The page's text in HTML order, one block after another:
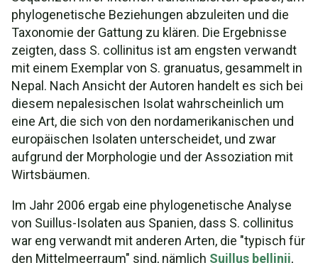
phylogenetische Beziehungen abzuleiten und die
Taxonomie der Gattung zu klären. Die Ergebnisse
zeigten, dass S. collinitus ist am engsten verwandt
mit einem Exemplar von S. granuatus, gesammelt in
Nepal. Nach Ansicht der Autoren handelt es sich bei
diesem nepalesischen Isolat wahrscheinlich um
eine Art, die sich von den nordamerikanischen und
europäischen Isolaten unterscheidet, und zwar
aufgrund der Morphologie und der Assoziation mit
Wirtsbäumen.
Im Jahr 2006 ergab eine phylogenetische Analyse
von Suillus-Isolaten aus Spanien, dass S. collinitus
war eng verwandt mit anderen Arten, die "typisch für
den Mittelmeerraum" sind, nämlich Suillus bellinii,